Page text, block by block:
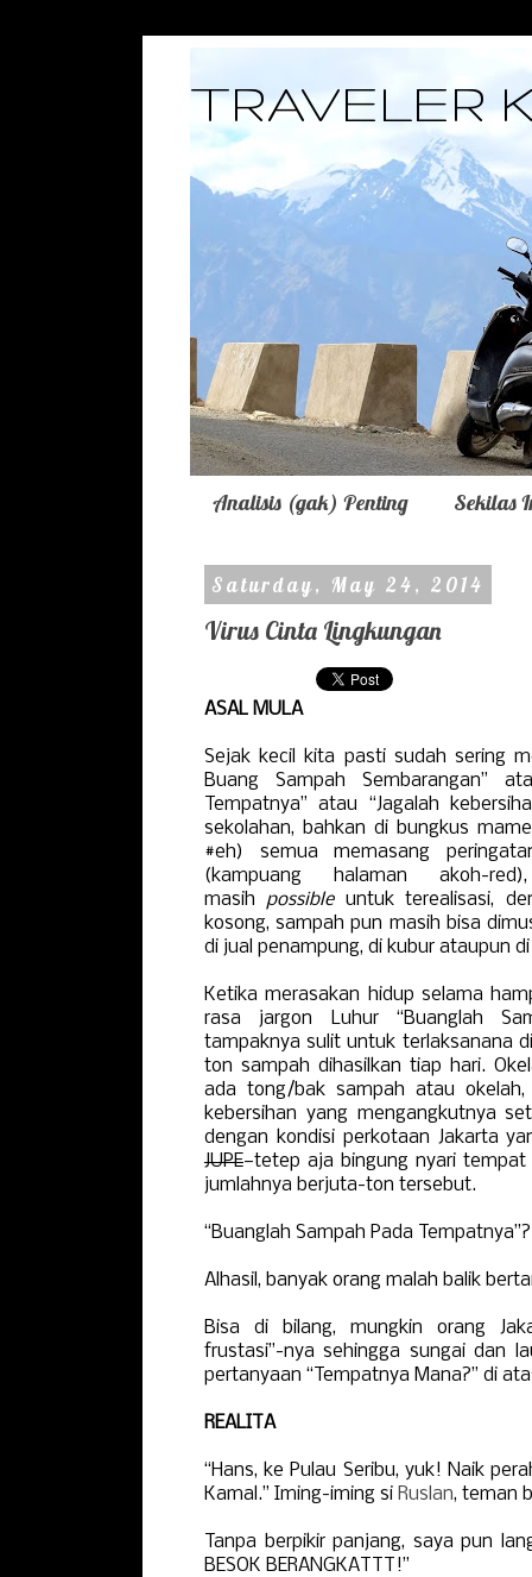
TRAVELER
Analisis (gak) Penting Sekilas
Saturday, May 24, 2014
Virus Cinta Lingkungan
ASAL MULA
Sejak kecil kita pasti sudah sering
Buang Sampah Sembarangan”
Tempatnya” atau “Jagalah
sekolahan, bahkan di bungkus
#eh) semua memasang
(kampuang halaman akoh-
masih possible untuk terealisasi,
kosong, sampah pun masih bisa
di jual penampung, di kubur ataupun
Ketika merasakan hidup selama
rasa jargon Luhur “Buanglah
tampaknya sulit untuk terlaksanana
ton sampah dihasilkan tiap hari.
ada tong/bak sampah atau
kebersihan yang mengangkutnya
dengan kondisi perkotaan Jakarta
JUPE—tetep aja bingung nyari
jumlahnya berjuta-ton tersebut.
“Buanglah Sampah Pada Tempatnya”?
Alhasil, banyak orang malah balik
Bisa di bilang, mungkin orang
frustasi”-nya sehingga sungai dan
pertanyaan “Tempatnya Mana?” di
REALITA
“Hans, ke Pulau Seribu, yuk! Naik
Kamal.” Iming-iming si Ruslan, teman
Tanpa berpikir panjang, saya pun
BESOK BERANGKATTT!”